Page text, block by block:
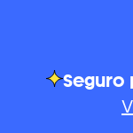
Seguro